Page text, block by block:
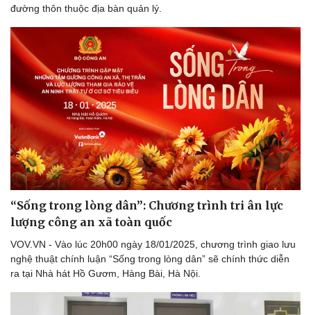
Du lịch
Tư vấn
Săn Tour
Podcast
Câu chuyện thời sự
Đọc truyện đêm khuya
Kể chuyện cho bé
đường thôn thuộc địa bàn quản lý.
“Sống trong lòng dân”: Chương trình tri ân lực
lượng công an xã toàn quốc
VOV.VN - Vào lúc 20h00 ngày 18/01/2025, chương trình giao lưu
nghệ thuật chính luận “Sống trong lòng dân” sẽ chính thức diễn
ra tại Nhà hát Hồ Gươm, Hàng Bài, Hà Nội.